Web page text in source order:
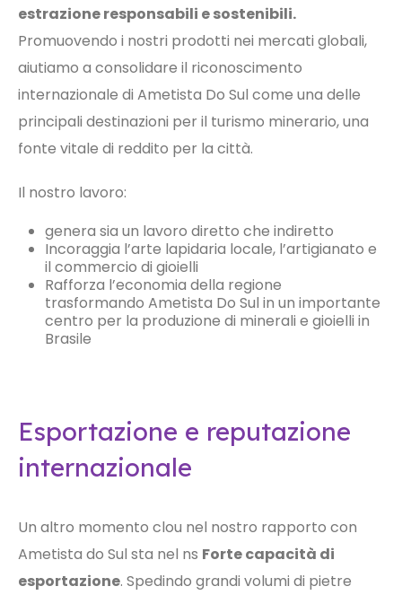
estrazione responsabili e sostenibili.
Promuovendo i nostri prodotti nei mercati globali,
aiutiamo a consolidare il riconoscimento
internazionale di Ametista Do Sul come una delle
principali destinazioni per il turismo minerario, una
fonte vitale di reddito per la città.
Il nostro lavoro:
genera sia un lavoro diretto che indiretto
Incoraggia l’arte lapidaria locale, l’artigianato e
il commercio di gioielli
Rafforza l’economia della regione
trasformando Ametista Do Sul in un importante
centro per la produzione di minerali e gioielli in
Brasile
Esportazione e reputazione
internazionale
Un altro momento clou nel nostro rapporto con
Ametista do Sul sta nel ns Forte capacità di
esportazione. Spedindo grandi volumi di pietre